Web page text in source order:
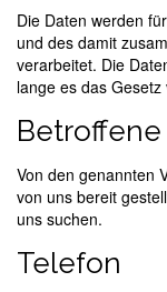
Die Daten werden
und des damit
verarbeitet. Die
lange es das Gesetz
Von den genannten
von uns bereit
uns suchen.
Telefon